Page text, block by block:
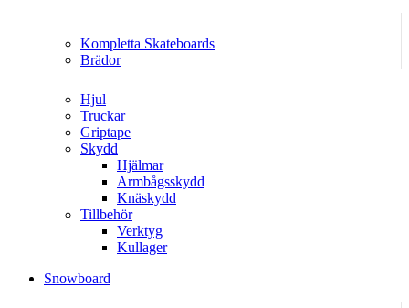
Kompletta Skateboards
Brädor
Hjul
Truckar
Griptape
Skydd
Hjälmar
Armbågsskydd
Knäskydd
Tillbehör
Verktyg
Kullager
Snowboard